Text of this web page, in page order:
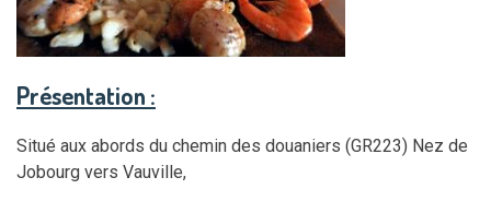
Présentation :
Situé aux abords du chemin des douaniers (GR223) Nez de
Jobourg vers Vauville,